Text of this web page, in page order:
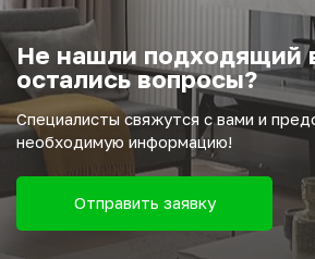
Не нашли подходящий
остались вопросы?
Специалисты свяжутся с вами и
необходимую информацию!
Отправить заявку